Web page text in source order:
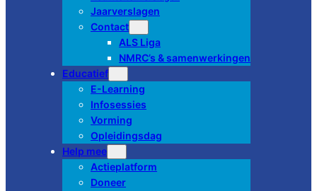
Jaarverslagen
Contact
ALS Liga
NMRC’s & samenwerkingen
Educatief
E-Learning
Infosessies
Vorming
Opleidingsdag
Help mee
Actieplatform
Doneer